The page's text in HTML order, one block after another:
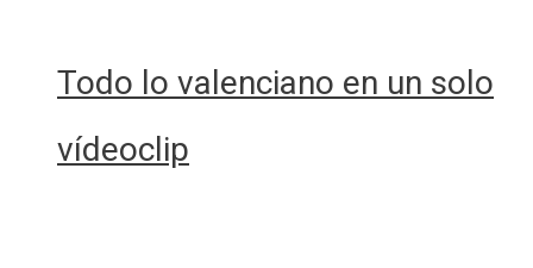
Todo lo valenciano en un solo
vídeoclip